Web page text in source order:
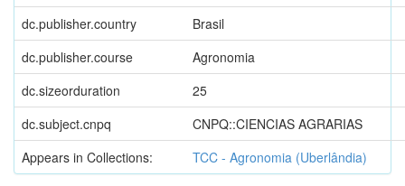
dc.publisher.country
Brasil
dc.publisher.course
Agronomia
dc.sizeorduration
25
dc.subject.cnpq
CNPQ::CIENCIAS AGRARIAS
Appears in Collections:
TCC - Agronomia (Uberlândia)